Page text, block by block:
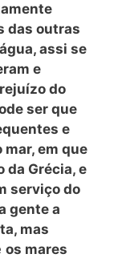
das outras
assi se
e
do
ser que
e
em que
da Grécia, e
serviço do
gente a
mas
os mares